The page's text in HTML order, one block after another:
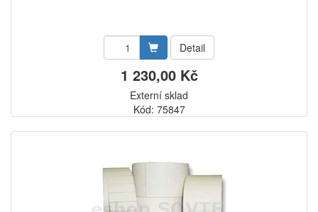
Detail
1 230,00 Kč
Externí sklad
Kód: 75847